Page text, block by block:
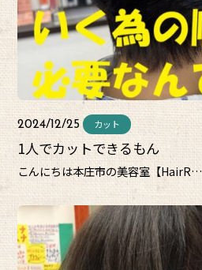
2024/12/25 カット
1人でカットできるもん
こんにちは本庄市の美容室【HairR…